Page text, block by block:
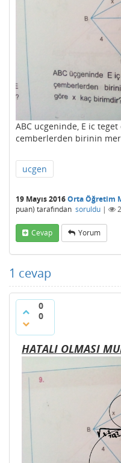
ABC ucgeninde, E ic
cemberlerden birinin
ucgen
19 Mayıs 2016Orta Öğretim
puan) tarafından soruldu |
Cevap Yorum
1 cevap
0
0
HATALI OLMASI